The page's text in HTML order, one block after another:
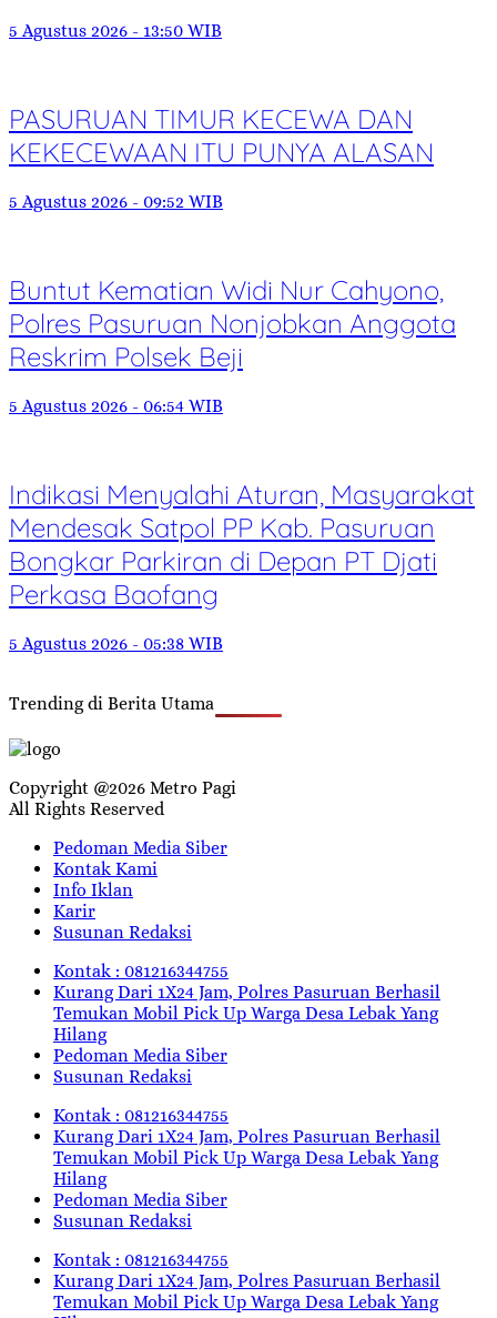
5 Agustus 2026 - 13:50 WIB
PASURUAN TIMUR KECEWA DAN
KEKECEWAAN ITU PUNYA ALASAN
5 Agustus 2026 - 09:52 WIB
Buntut Kematian Widi Nur Cahyono,
Polres Pasuruan Nonjobkan Anggota
Reskrim Polsek Beji
5 Agustus 2026 - 06:54 WIB
Indikasi Menyalahi Aturan, Masyarakat
Mendesak Satpol PP Kab. Pasuruan
Bongkar Parkiran di Depan PT Djati
Perkasa Baofang
5 Agustus 2026 - 05:38 WIB
Trending di Berita Utama
Copyright @2026 Metro Pagi
All Rights Reserved
Pedoman Media Siber
Kontak Kami
Info Iklan
Karir
Susunan Redaksi
Kontak : 081216344755
Kurang Dari 1X24 Jam, Polres Pasuruan Berhasil
Temukan Mobil Pick Up Warga Desa Lebak Yang
Hilang
Pedoman Media Siber
Susunan Redaksi
Kontak : 081216344755
Kurang Dari 1X24 Jam, Polres Pasuruan Berhasil
Temukan Mobil Pick Up Warga Desa Lebak Yang
Hilang
Pedoman Media Siber
Susunan Redaksi
Kontak : 081216344755
Kurang Dari 1X24 Jam, Polres Pasuruan Berhasil
Temukan Mobil Pick Up Warga Desa Lebak Yang